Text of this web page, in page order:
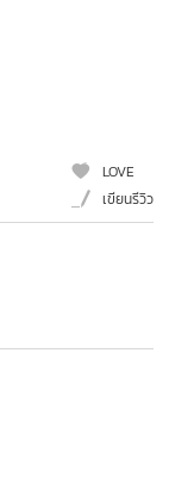
LOVE
เขียนรีวิว